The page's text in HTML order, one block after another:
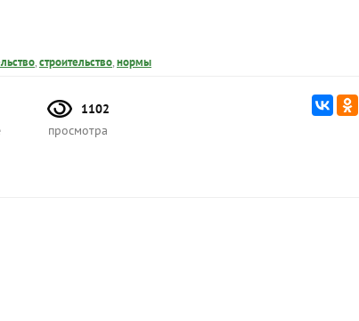
,строительство,нормы
1102
просмотра